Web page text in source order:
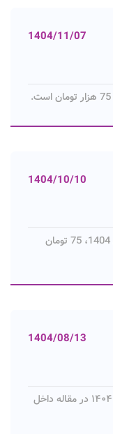
1404/11/07
1404/10/10
باسلام، هزینه پاسپورت زیارتی 1404، 75 تومان
1404/08/13
باسلام، هزینه صدور پاسپورت ۱۴۰۴ در مقاله داخل